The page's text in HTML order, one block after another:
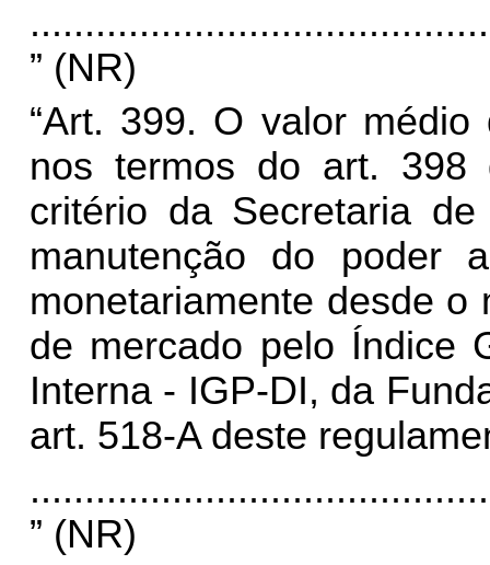
” (NR)
“Art. 399. O valor
nos termos do art. 398
critério da Secretaria
manutenção do poder
monetariamente desde
de mercado pelo Índice
Interna - IGP-DI, da
art. 518-A deste
” (NR)